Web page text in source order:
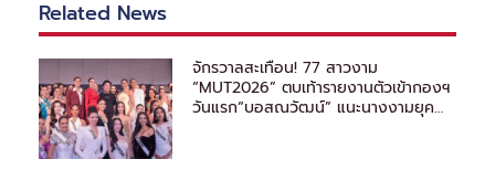
Related News
จักรวาลสะเทือน! 77 สาวงาม
“MUT2026” ตบเท้ารายงานตัวเข้ากองฯ
วันแรก“บอสณวัฒน์” แนะนางงามยุค